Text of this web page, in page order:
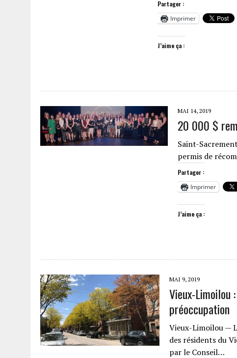
Partager :
Imprimer
J’aime ça :
MAI 14, 2019
20 000 $
Saint-
permis de
Partager :
Imprimer
J’aime ça :
MAI 9, 2019
Vieux-Limoilou
préoccupation
Vieux-Limoilou —
des résidents du
par le Conseil…